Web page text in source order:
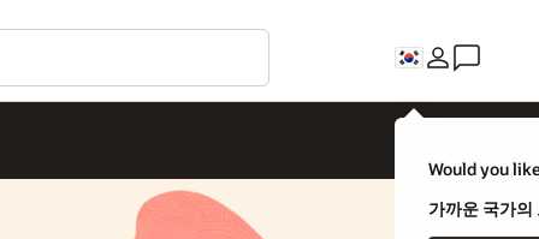
Would you
가까운 국가의